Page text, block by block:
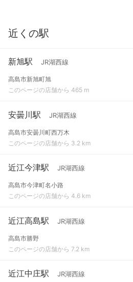
近くの駅
新旭駅 JR湖西線
高島市新旭町旭
このページの店舗から 465 m
安曇川駅 JR湖西線
高島市安曇川町西万木
このページの店舗から 3.2 km
近江今津駅 JR湖西線
高島市今津町名小路
このページの店舗から 4.6 km
近江高島駅 JR湖西線
高島市勝野
このページの店舗から 7.2 km
近江中庄駅 JR湖西線